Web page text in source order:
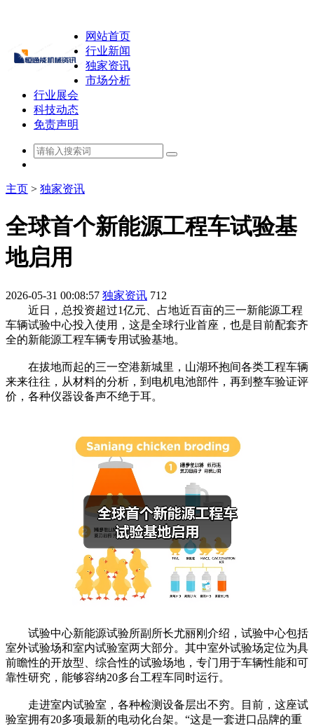
网站首页
行业新闻
独家资讯
市场分析
行业展会
科技动态
免责声明
主页 > 独家资讯
全球首个新能源工程车试验基
地启用
2026-05-31 00:08:57 独家资讯 712
近日，总投资超过1亿元、占地近百亩的三一新能源工程
车辆试验中心投入使用，这是全球行业首座，也是目前配套齐
全的新能源工程车辆专用试验基地。
在拔地而起的三一空港新城里，山湖环抱间各类工程车辆
来来往往，从材料的分析，到电机电池部件，再到整车验证评
价，各种仪器设备声不绝于耳。
试验中心新能源试验所副所长尤丽刚介绍，试验中心包括
室外试验场和室内试验室两大部分。其中室外试验场定位为具
前瞻性的开放型、综合性的试验场地，专门用于车辆性能和可
靠性研究，能够容纳20多台工程车同时运行。
走进室内试验室，各种检测设备层出不穷。目前，这座试
验室拥有20多项最新的电动化台架。“这是一套进口品牌的重